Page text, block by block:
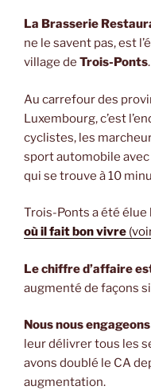
La Brasserie
ne le savent pas, est
village de Trois-Ponts.
Au carrefour des
Luxembourg, c’est
cyclistes, les
sport automobile
qui se trouve à 10
Trois-Ponts a été élue
où il fait bon vivre
Le chiffre d’affaire
augmenté de façons
Nous nous engageons
leur délivrer tous les
avons doublé le CA
augmentation.